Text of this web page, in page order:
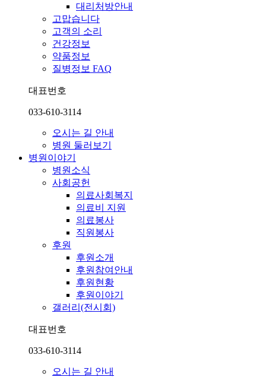
대리처방안내
고맙습니다
고객의 소리
건강정보
약품정보
질병정보 FAQ
대표번호
033-610-3114
오시는 길 안내
병원 둘러보기
병원이야기
병원소식
사회공헌
의료사회복지
의료비 지원
의료봉사
직원봉사
후원
후원소개
후원참여안내
후원현황
후원이야기
갤러리(전시회)
대표번호
033-610-3114
오시는 길 안내